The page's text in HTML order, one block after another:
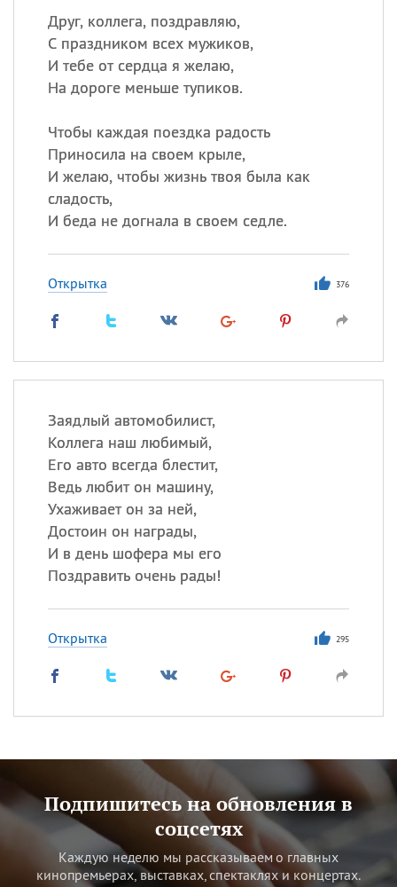
Друг, коллега, поздравляю,
С праздником всех мужиков,
И тебе от сердца я желаю,
На дороге меньше тупиков.
Чтобы каждая поездка радость
Приносила на своем крыле,
И желаю, чтобы жизнь твоя была как
сладость,
И беда не догнала в своем седле.
Открытка 376
Заядлый автомобилист,
Коллега наш любимый,
Его авто всегда блестит,
Ведь любит он машину,
Ухаживает он за ней,
Достоин он награды,
И в день шофера мы его
Поздравить очень рады!
Открытка 295
Подпишитесь на обновления в
соцсетях
Каждую неделю мы рассказываем о главных
кинопремьерах, выставках, спектаклях и концертах.